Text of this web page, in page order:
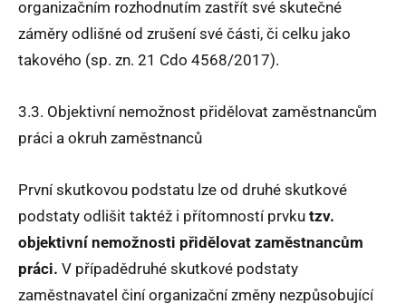
organizačním rozhodnutím zastřít své skutečné
záměry odlišné od zrušení své části, či celku jako
takového (sp. zn. 21 Cdo 4568/2017).
3.3. Objektivní nemožnost přidělovat zaměstnancům
práci a okruh zaměstnanců
První skutkovou podstatu lze od druhé skutkové
podstaty odlišit taktéž i přítomností prvku tzv.
objektivní nemožnosti přidělovat zaměstnancům
práci. V případědruhé skutkové podstaty
zaměstnavatel činí organizační změny nezpůsobující